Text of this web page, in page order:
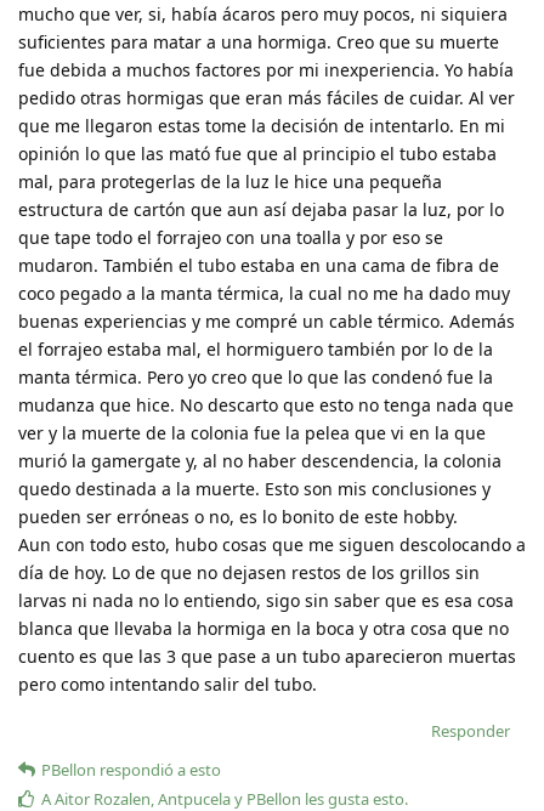
mucho que ver, si, había ácaros pero muy pocos, ni siquiera
suficientes para matar a una hormiga. Creo que su muerte
fue debida a muchos factores por mi inexperiencia. Yo había
pedido otras hormigas que eran más fáciles de cuidar. Al ver
que me llegaron estas tome la decisión de intentarlo. En mi
opinión lo que las mató fue que al principio el tubo estaba
mal, para protegerlas de la luz le hice una pequeña
estructura de cartón que aun así dejaba pasar la luz, por lo
que tape todo el forrajeo con una toalla y por eso se
mudaron. También el tubo estaba en una cama de fibra de
coco pegado a la manta térmica, la cual no me ha dado muy
buenas experiencias y me compré un cable térmico. Además
el forrajeo estaba mal, el hormiguero también por lo de la
manta térmica. Pero yo creo que lo que las condenó fue la
mudanza que hice. No descarto que esto no tenga nada que
ver y la muerte de la colonia fue la pelea que vi en la que
murió la gamergate y, al no haber descendencia, la colonia
quedo destinada a la muerte. Esto son mis conclusiones y
pueden ser erróneas o no, es lo bonito de este hobby.
Aun con todo esto, hubo cosas que me siguen descolocando a
día de hoy. Lo de que no dejasen restos de los grillos sin
larvas ni nada no lo entiendo, sigo sin saber que es esa cosa
blanca que llevaba la hormiga en la boca y otra cosa que no
cuento es que las 3 que pase a un tubo aparecieron muertas
pero como intentando salir del tubo.
Responder
PBellon respondió a esto
AAitor Rozalen,Antpucelay PBellon les gusta esto.